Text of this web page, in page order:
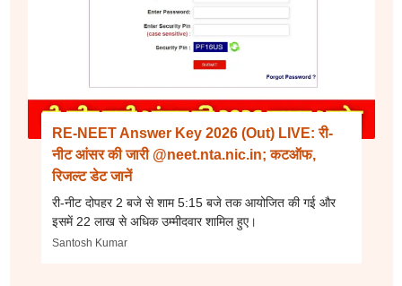
RE-NEET Answer Key 2026 (Out) LIVE: री-
नीट आंसर की जारी @neet.nta.nic.in; कटऑफ,
रिजल्ट डेट जानें
री-नीट दोपहर 2 बजे से शाम 5:15 बजे तक आयोजित की गई और
इसमें 22 लाख से अधिक उम्मीदवार शामिल हुए।
Santosh Kumar